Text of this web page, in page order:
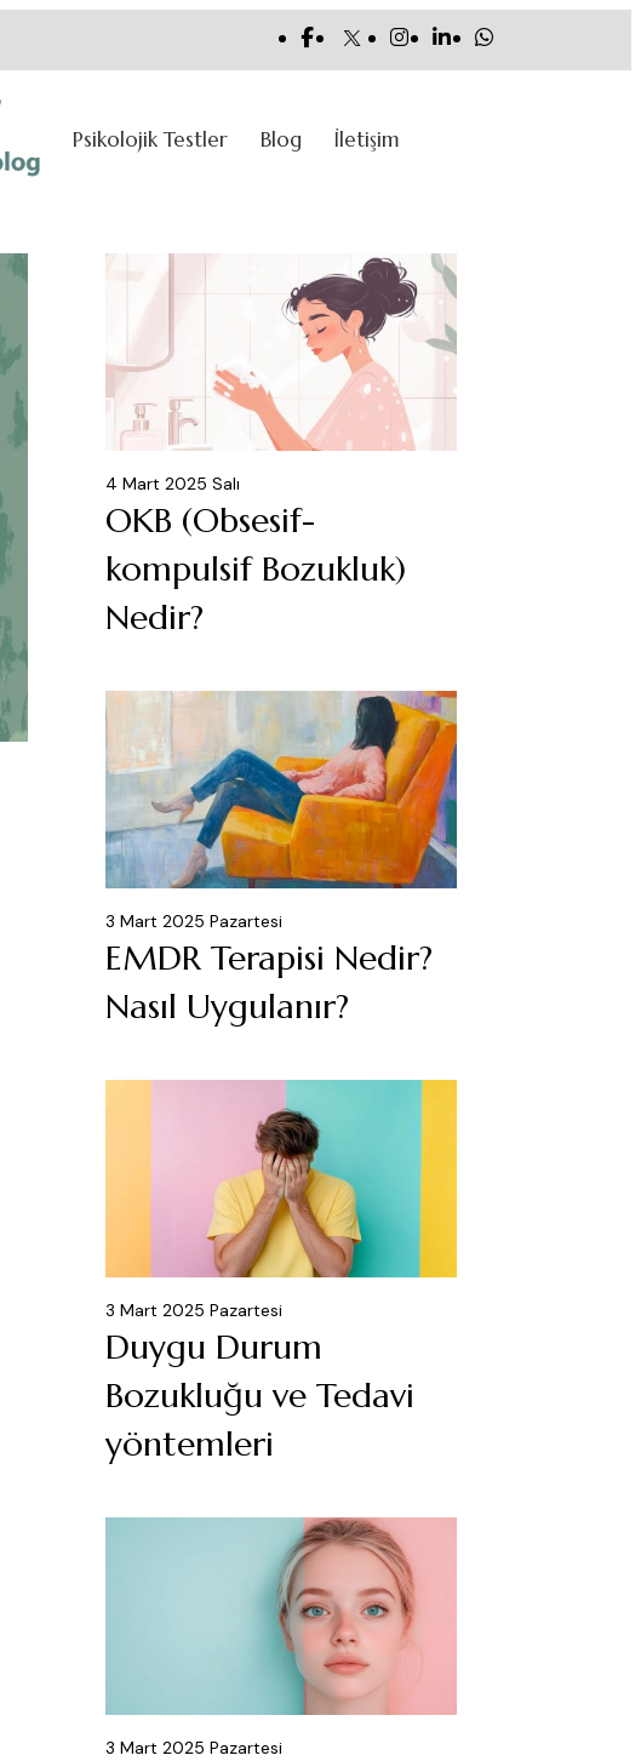
Psikolojik Testler Blog İletişim
4 Mart 2025 Salı
OKB (Obsesif-
kompulsif Bozukluk)
Nedir?
3 Mart 2025 Pazartesi
EMDR Terapisi Nedir?
Nasıl Uygulanır?
3 Mart 2025 Pazartesi
Duygu Durum
Bozukluğu ve Tedavi
yöntemleri
3 Mart 2025 Pazartesi